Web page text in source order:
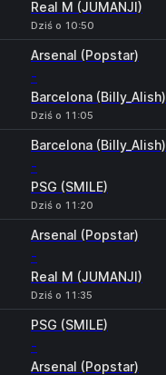
Real M (JUMANJI)
Dziś o 10:50
Arsenal (Popstar)
-
Barcelona (Billy_Alish)
Dziś o 11:05
Barcelona (Billy_Alish)
-
PSG (SMILE)
Dziś o 11:20
Arsenal (Popstar)
-
Real M (JUMANJI)
Dziś o 11:35
PSG (SMILE)
-
Arsenal (Popstar)